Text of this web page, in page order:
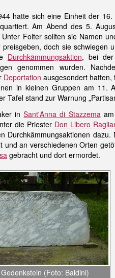
hatte sich eine Einheit der
Am Abend des 5.
Folter sollten sie Namen
preisgeben, doch sie schwiegen
Durchkämmungsaktion, bei
genommen wurden.
Deportation ausgesondert hatten,
in kleinen Gruppen am 11.
Tafel stand zur Warnung
inSant'Anna di Stazzemaam
die Priester Don Libero
Durchkämmungsaktionen
und an verschiedenen Orten
gebracht und dort ermordet.
(Foto: Baldini)